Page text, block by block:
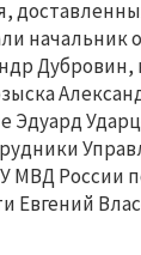
начальник
Дубровин,
МВД России
Евгений